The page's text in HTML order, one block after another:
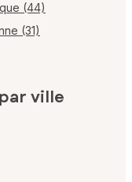
(44)
(31)
ville